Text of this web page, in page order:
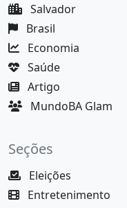
Salvador
Brasil
Economia
Saúde
Artigo
MundoBA Glam
Seções
Eleições
Entretenimento